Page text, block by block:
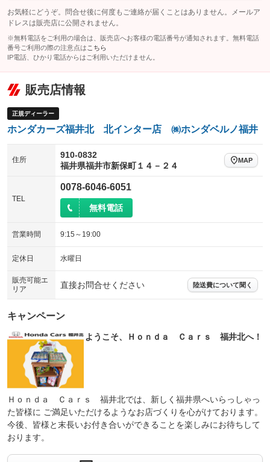
お気軽にどうぞ。問合せ後に何度もご連絡が届くことはありません。メールア
ドレスは販売店に公開されません。
※無料電話をご利用の場合は、販売店へお客様の電話番号が通知されます。無料電話
番号ご利用の際の注意点は こちら
IP電話、ひかり電話からはご利用いただけません。
販売店情報
正規ディーラー
ホンダカーズ福井北 北インター店 ㈱ホンダベルノ福井
住所
910-0832
福井県福井市新保町１４－２４
MAP
TEL
0078-6046-6051
無料電話
営業時間 9:15～19:00
定休日 水曜日
販売可能エ
リア
直接お問合せください 陸送費について聞く
キャンペーン
ようこそ、Ｈｏｎｄａ Ｃａｒｓ 福井北へ！
Ｈｏｎｄａ Ｃａｒｓ 福井北では、新しく福井県へいらっしゃっ
た皆様に ご満足いただけるようなお店づくりを心がけております。
今後、皆様と末長いお付き合いができることを楽しみにお待ちして
おります。